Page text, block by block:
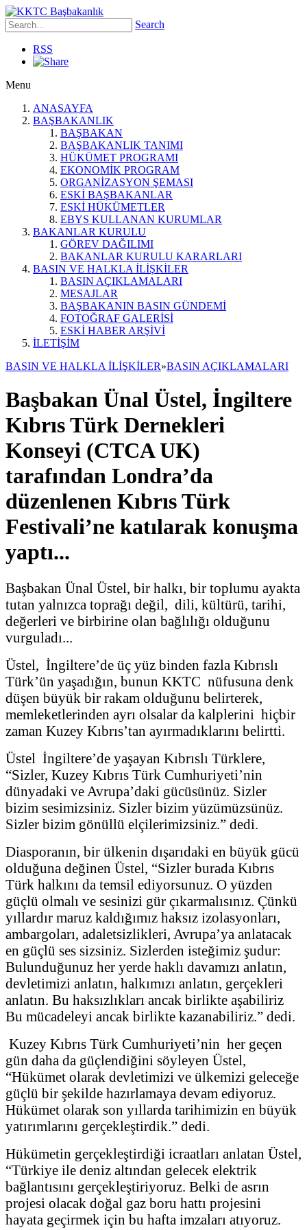
Search
RSS
Menu
ANASAYFA
BAŞBAKANLIK
BAŞBAKAN
BAŞBAKANLIK TANIMI
HÜKÜMET PROGRAMI
EKONOMİK PROGRAM
ORGANİZASYON ŞEMASI
ESKİ BAŞBAKANLAR
ESKİ HÜKÜMETLER
EBYS KULLANAN KURUMLAR
BAKANLAR KURULU
GÖREV DAĞILIMI
BAKANLAR KURULU KARARLARI
BASIN VE HALKLA İLİŞKİLER
BASIN AÇIKLAMALARI
MESAJLAR
BAŞBAKANIN BASIN GÜNDEMİ
FOTOĞRAF GALERİSİ
ESKİ HABER ARŞİVİ
İLETİŞİM
BASIN VE HALKLA İLİŞKİLER»BASIN AÇIKLAMALARI
Başbakan Ünal Üstel, İngiltere
Kıbrıs Türk Dernekleri
Konseyi (CTCA UK)
tarafından Londra’da
düzenlenen Kıbrıs Türk
Festivali’ne katılarak konuşma
yaptı...
Başbakan Ünal Üstel, bir halkı, bir toplumu ayakta
tutan yalnızca toprağı değil, dili, kültürü, tarihi,
değerleri ve birbirine olan bağlılığı olduğunu
vurguladı...
Üstel, İngiltere’de üç yüz binden fazla Kıbrıslı
Türk’ün yaşadığın, bunun KKTC nüfusuna denk
düşen büyük bir rakam olduğunu belirterek,
memleketlerinden ayrı olsalar da kalplerini hiçbir
zaman Kuzey Kıbrıs’tan ayırmadıklarını belirtti.
Üstel İngiltere’de yaşayan Kıbrıslı Türklere,
“Sizler, Kuzey Kıbrıs Türk Cumhuriyeti’nin
dünyadaki ve Avrupa’daki gücüsünüz. Sizler
bizim sesimizsiniz. Sizler bizim yüzümüzsünüz.
Sizler bizim gönüllü elçilerimizsiniz.” dedi.
Diasporanın, bir ülkenin dışarıdaki en büyük gücü
olduğuna değinen Üstel, “Sizler burada Kıbrıs
Türk halkını da temsil ediyorsunuz. O yüzden
güçlü olmalı ve sesinizi gür çıkarmalısınız. Çünkü
yıllardır maruz kaldığımız haksız izolasyonları,
ambargoları, adaletsizlikleri, Avrupa’ya anlatacak
en güçlü ses sizsiniz. Sizlerden isteğimiz şudur:
Bulunduğunuz her yerde haklı davamızı anlatın,
devletimizi anlatın, halkımızı anlatın, gerçekleri
anlatın. Bu haksızlıkları ancak birlikte aşabiliriz
Bu mücadeleyi ancak birlikte kazanabiliriz.” dedi.
Kuzey Kıbrıs Türk Cumhuriyeti’nin her geçen
gün daha da güçlendiğini söyleyen Üstel,
“Hükümet olarak devletimizi ve ülkemizi geleceğe
güçlü bir şekilde hazırlamaya devam ediyoruz.
Hükümet olarak son yıllarda tarihimizin en büyük
yatırımlarını gerçekleştirdik.” dedi.
Hükümetin gerçekleştirdiği icraatları anlatan Üstel,
“Türkiye ile deniz altından gelecek elektrik
bağlantısını gerçekleştiriyoruz. Belki de asrın
projesi olacak doğal gaz boru hattı projesini
hayata geçirmek için bu hafta imzaları atıyoruz.